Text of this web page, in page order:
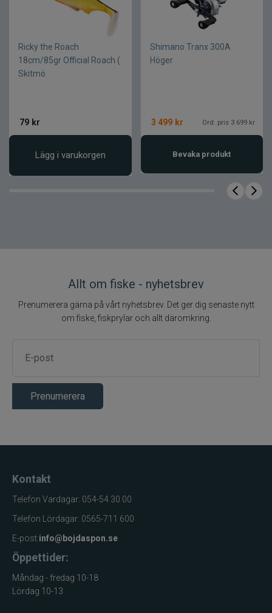
Linkapacitet 0,25 mm / 150 m
Ricky the Roach
18cm/85gr Official Roach (
Skitmö
79 kr
Lägg i varukorgen
Shimano Tranx 300A
Höger
3 499 kr Ord. pris 3 699 kr
Bevaka produkt
Allt om fiske - nyhetsbrev
Prenumerera gärna på vårt nyhetsbrev. Det ger dig senaste nytt
om fiske, fiskprylar och allt däromkring.
Prenumerera
Kontakt
Telefon Vardagar: 054-54 30 00
Telefon Lördagar: 0565-711 600
E-post:info@bojdaspon.se
Öppettider:
Måndag - fredag 10-18
Lördag 10-13